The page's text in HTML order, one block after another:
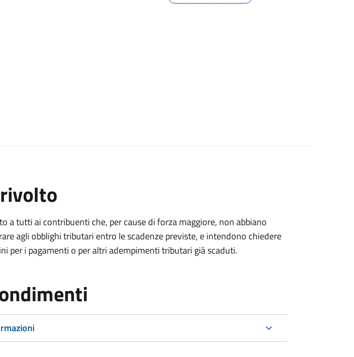
a tutti ai contribuenti che, per cause di forza maggiore, non abbiano
agli obblighi tributari entro le scadenze previste, e intendono chiedere
per i pagamenti o per altri adempimenti tributari già scaduti.